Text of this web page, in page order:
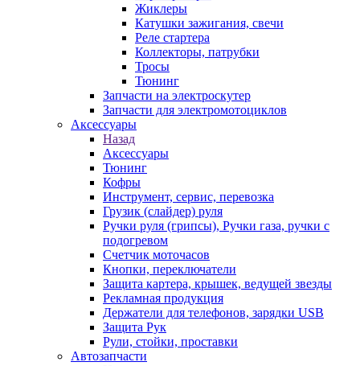
Жиклеры
Катушки зажигания, свечи
Реле стартера
Коллекторы, патрубки
Тросы
Тюнинг
Запчасти на электроскутер
Запчасти для электромотоциклов
Аксессуары
Назад
Аксессуары
Тюнинг
Кофры
Инструмент, сервис, перевозка
Грузик (слайдер) руля
Ручки руля (грипсы), Ручки газа, ручки с
подогревом
Счетчик моточасов
Кнопки, переключатели
Защита картера, крышек, ведущей звезды
Рекламная продукция
Держатели для телефонов, зарядки USB
Защита Рук
Рули, стойки, проставки
Автозапчасти